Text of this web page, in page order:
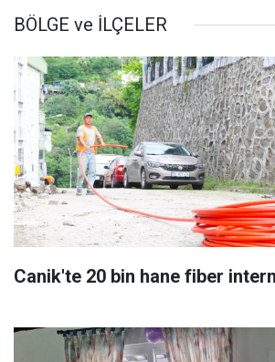
BÖLGE ve İLÇELER
Canik'te 20 bin hane fiber